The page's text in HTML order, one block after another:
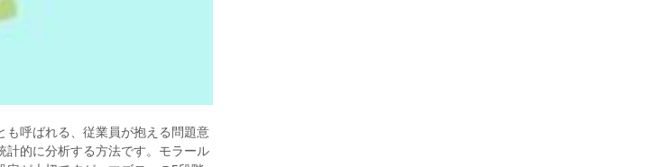
も呼ばれる、従業員が抱える問題意
計的に分析する方法です。モラール